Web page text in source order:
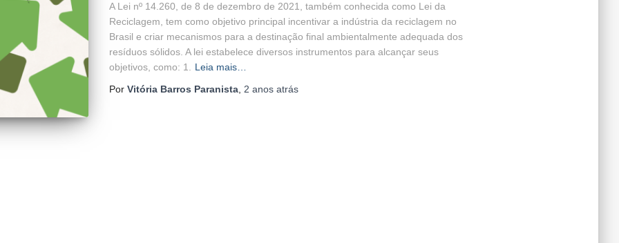
A Lei nº 14.260, de 8 de dezembro de 2021, também conhecida como Lei da
Reciclagem, tem como objetivo principal incentivar a indústria da reciclagem no
Brasil e criar mecanismos para a destinação final ambientalmente adequada dos
resíduos sólidos. A lei estabelece diversos instrumentos para alcançar seus
objetivos, como: 1.
Leia mais…
Por Vitória Barros Paranista, 2 anosatrás